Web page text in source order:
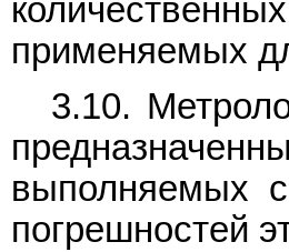
применяемых
3.10.
выполняемых
погрешностей